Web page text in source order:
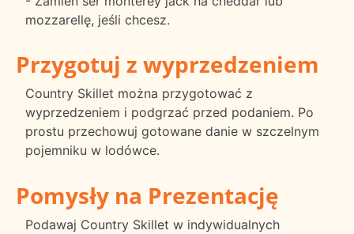
mozzarellę, jeśli chcesz.
Przygotuj z wyprzedzeniem
Country Skillet można przygotować z
wyprzedzeniem i podgrzać przed podaniem. Po
prostu przechowuj gotowane danie w szczelnym
pojemniku w lodówce.
Pomysły na Prezentację
Podawaj Country Skillet w indywidualnych